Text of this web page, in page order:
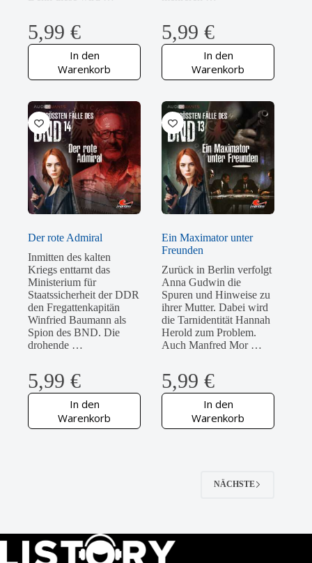
5,99 €
In den
Warenkorb
5,99€
In den
Warenkorb
Der rote Admiral
Inmitten des kalten
Kriegs enttarnt das
Ministerium für
Staatssicherheit der DDR
den Fregattenkapitän
Winfried Baumann als
Spion des BND. Die
drohende …
5,99 €
In den
Warenkorb
Ein Maximator unter
Freunden
Zurück in Berlin verfolgt
Anna Gudwin die
Spuren und Hinweise zu
ihrer Mutter. Dabei wird
die Tarnidentität Hannah
Herold zum Problem.
Auch Manfred Mor …
5,99€
In den
Warenkorb
NÄCHSTE